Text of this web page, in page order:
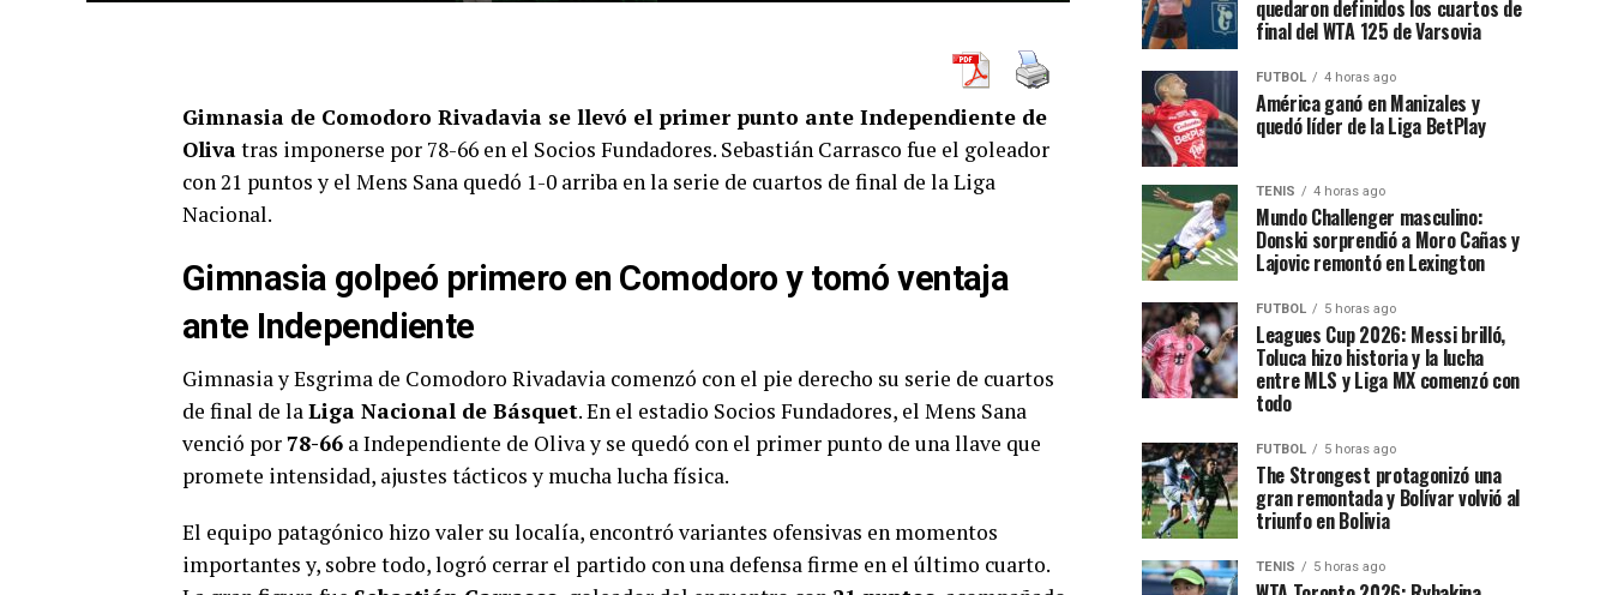
Gimnasia de Comodoro Rivadavia se llevó el primer punto ante Independiente de
Olivatras imponerse por 78-66 en el Socios Fundadores. Sebastián Carrasco fue el goleador
con 21 puntos y el Mens Sana quedó 1-0 arriba en la serie de cuartos de final de la Liga
Nacional.
Gimnasia golpeó primero en Comodoro y tomó ventaja
ante Independiente
Gimnasia y Esgrima de Comodoro Rivadavia comenzó con el pie derecho su serie de cuartos
de final de laLiga Nacional de Básquet. En el estadio Socios Fundadores, el Mens Sana
venció por78-66 a Independiente de Oliva y se quedó con el primer punto de una llave que
promete intensidad, ajustes tácticos y mucha lucha física.
El equipo patagónico hizo valer su localía, encontró variantes ofensivas en momentos
importantes y, sobre todo, logró cerrar el partido con una defensa firme en el último cuarto.
quedaron definidos los cuartos de
final del WTA 125 de Varsovia
FUTBOL 4 horas ago
América ganó en Manizales y
quedó líder de la Liga BetPlay
TENIS 4 horas ago
Mundo Challenger masculino:
Donski sorprendió a Moro Cañas y
Lajovic remontó en Lexington
FUTBOL 5 horas ago
Leagues Cup 2026: Messi brilló,
Toluca hizo historia y la lucha
entre MLS y Liga MX comenzó con
todo
FUTBOL 5 horas ago
The Strongest protagonizó una
gran remontada y Bolívar volvió al
triunfo en Bolivia
TENIS 5 horas ago